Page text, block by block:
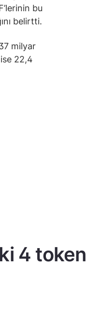
bu
belirtti.
milyar
22,4
4 token